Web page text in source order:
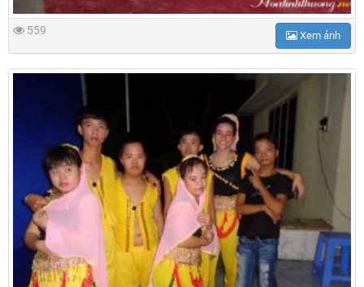
559 Xem ảnh